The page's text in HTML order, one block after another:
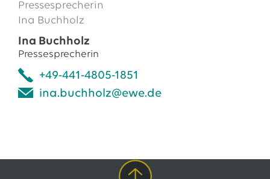
Ina Buchholz
Pressesprecherin
+49-441-4805-1851
ina.buchholz@ewe.de